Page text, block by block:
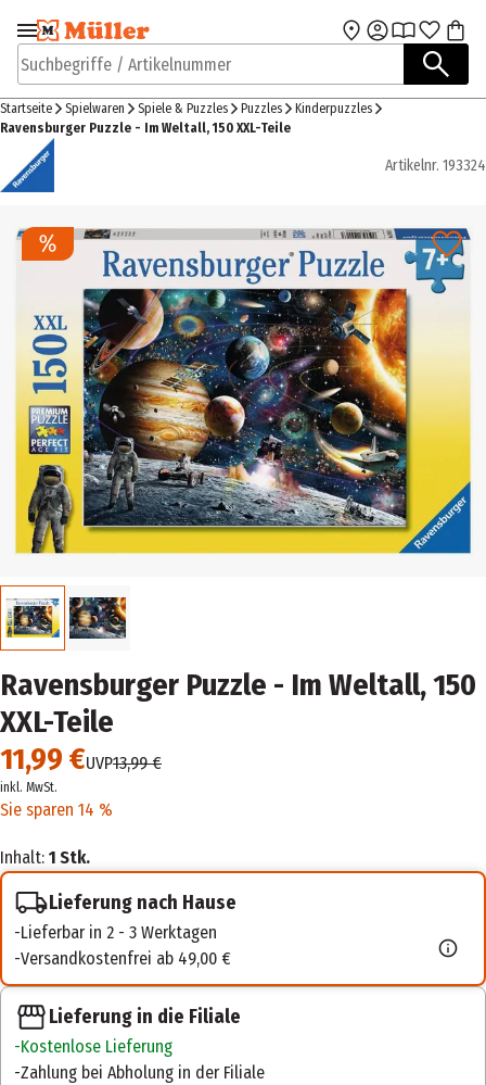
Zur Navigation
springen
Zum Hauptinhalt
Suchbegriffe / Artikelnummer
Startseite Spielwaren Spiele & Puzzles Puzzles
Kinderpuzzles
Ravensburger Puzzle - Im Weltall, 150 XXL-Teile
Artikelnr. 193324
Ravensburger Puzzle - Im Weltall, 150
XXL-Teile
11,99 €UVP13,99 €
inkl. MwSt.
Sie sparen 14 %
Inhalt: 1 Stk.
Lieferung nach Hause
Lieferbar in 2 - 3 Werktagen
Versandkostenfrei ab 49,00 €
Lieferung in die Filiale
Kostenlose Lieferung
Zahlung bei Abholung in der Filiale